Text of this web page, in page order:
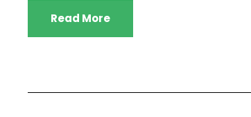
Read More